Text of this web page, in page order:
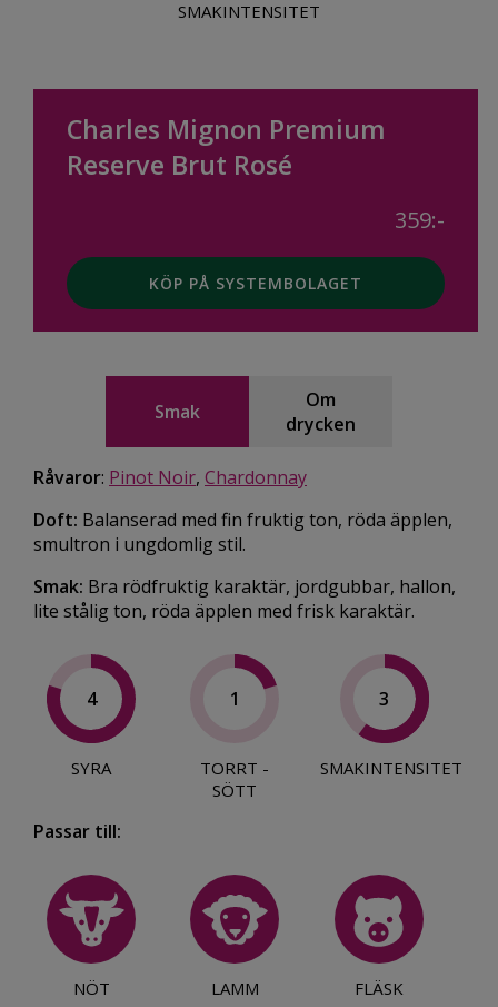
SMAKINTENSITET
Charles Mignon Premium
Reserve Brut Rosé
359:-
KÖP PÅ SYSTEMBOLAGET
Smak
Om
drycken
Råvaror: Pinot Noir, Chardonnay
Doft: Balanserad med fin fruktig ton, röda äpplen,
smultron i ungdomlig stil.
Smak: Bra rödfruktig karaktär, jordgubbar, hallon,
lite stålig ton, röda äpplen med frisk karaktär.
4
SYRA
1
TORRT -
SÖTT
3
SMAKINTENSITET
Passar till:
NÖT LAMM FLÄSK